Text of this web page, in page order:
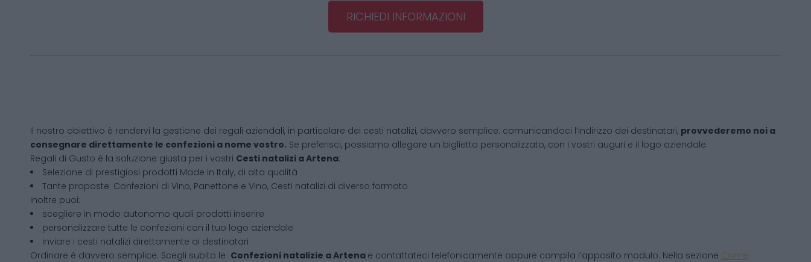
RICHIEDI INFORMAZIONI
Il nostro obiettivo è rendervi la gestione dei regali aziendali, in particolare dei cesti natalizi, davvero semplice: comunicandoci l’indirizzo dei destinatari, provvederemo noi a
consegnare direttamente le confezioni a nome vostro. Se preferisci, possiamo allegare un biglietto personalizzato, con i vostri auguri e il logo aziendale.
Regali di Gusto è la soluzione giusta per i vostri Cesti natalizi aArtena:
Selezione di prestigiosi prodotti Made in Italy, di alta qualità
Tante proposte: Confezioni di Vino, Panettone e Vino, Cesti natalizi di diverso formato
Inoltre puoi:
scegliere in modo autonomo quali prodotti inserire
personalizzare tutte le confezioni con il tuo logo aziendale
inviare i cesti natalizi direttamente ai destinatari
Ordinare è davvero semplice. Scegli subito le Confezioni natalizie aArtena e contattateci telefonicamente oppure compila l’apposito modulo. Nella sezione Come